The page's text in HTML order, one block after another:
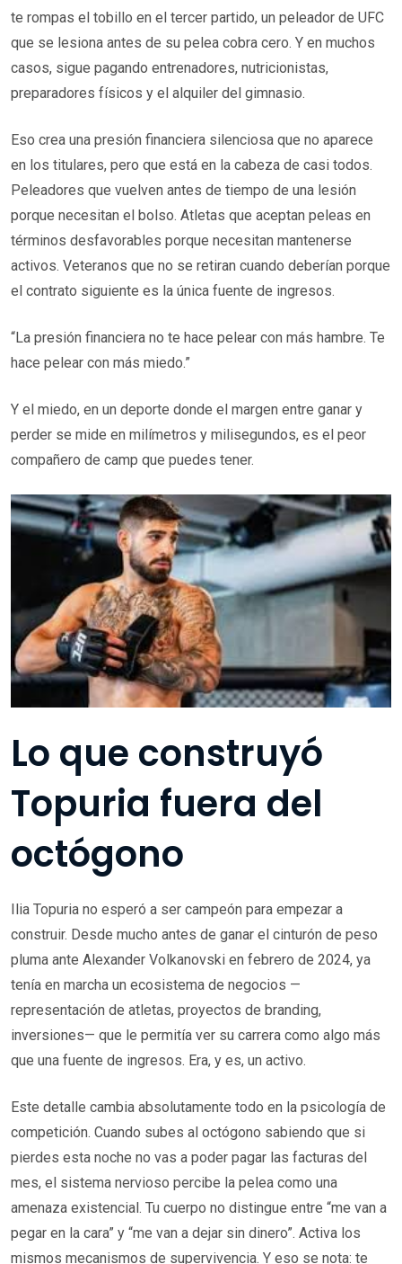
te rompas el tobillo en el tercer partido, un peleador de UFC
que se lesiona antes de su pelea cobra cero. Y en muchos
casos, sigue pagando entrenadores, nutricionistas,
preparadores físicos y el alquiler del gimnasio.
Eso crea una presión financiera silenciosa que no aparece
en los titulares, pero que está en la cabeza de casi todos.
Peleadores que vuelven antes de tiempo de una lesión
porque necesitan el bolso. Atletas que aceptan peleas en
términos desfavorables porque necesitan mantenerse
activos. Veteranos que no se retiran cuando deberían porque
el contrato siguiente es la única fuente de ingresos.
“La presión financiera no te hace pelear con más hambre. Te
hace pelear con más miedo.”
Y el miedo, en un deporte donde el margen entre ganar y
perder se mide en milímetros y milisegundos, es el peor
compañero de camp que puedes tener.
Lo que construyó
Topuria fuera del
octógono
Ilia Topuria no esperó a ser campeón para empezar a
construir. Desde mucho antes de ganar el cinturón de peso
pluma ante Alexander Volkanovski en febrero de 2024, ya
tenía en marcha un ecosistema de negocios —
representación de atletas, proyectos de branding,
inversiones— que le permitía ver su carrera como algo más
que una fuente de ingresos. Era, y es, un activo.
Este detalle cambia absolutamente todo en la psicología de
competición. Cuando subes al octógono sabiendo que si
pierdes esta noche no vas a poder pagar las facturas del
mes, el sistema nervioso percibe la pelea como una
amenaza existencial. Tu cuerpo no distingue entre “me van a
pegar en la cara” y “me van a dejar sin dinero”. Activa los
mismos mecanismos de supervivencia. Y eso se nota: te